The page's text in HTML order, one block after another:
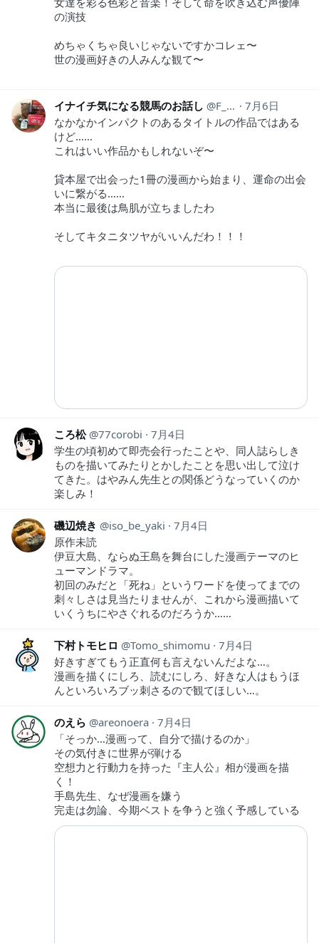
の演技
めちゃくちゃ良いじゃないですかコレェ〜
世の漫画好きの人みんな観て〜
イナイチ気になる競馬のお話し F_keiba171
7月6日
なかなかインパクトのあるタイトルの作品ではある
けど……
これはいい作品かもしれないぞ〜
貸本屋で出会った1冊の漫画から始まり、運命の出会
いに繋がる……
本当に最後は鳥肌が立ちましたわ
そしてキタニタツヤがいいんだわ！！！
ころ松 77corobi
7月4日
学生の頃初めて即売会行ったことや、同人誌らしき
ものを描いてみたりとかしたことを思い出して泣け
てきた。はやみん先生との関係どうなっていくのか
楽しみ！
磯辺焼き iso_be_yaki
7月4日
原作未読
伊豆大島、ならぬ王島を舞台にした漫画テーマのヒ
ューマンドラマ。
初回のみだと「死ね」というワードを使ってまでの
刺々しさは見当たりませんが、これから漫画描いて
いくうちにやさぐれるのだろうか……
下村トモヒロ Tomo_shimomu
7月4日
好きすぎてもう正直何も言えないんだよな…。
漫画を描くにしろ、読むにしろ、好きな人はもうほ
んといろいろブッ刺さるので観てほしい…。
のえら areonoera 7月4日
「そっか…漫画って、自分で描けるのか」
その気付きに世界が弾ける
空想力と行動力を持った『主人公』相が漫画を描
く！
手島先生、なぜ漫画を嫌う
完走は勿論、今期ベストを争うと強く予感している